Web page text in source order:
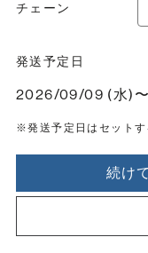
チェーン
発送予定日
2026/09/09 (水)〜
※発送予定日はセット
続け